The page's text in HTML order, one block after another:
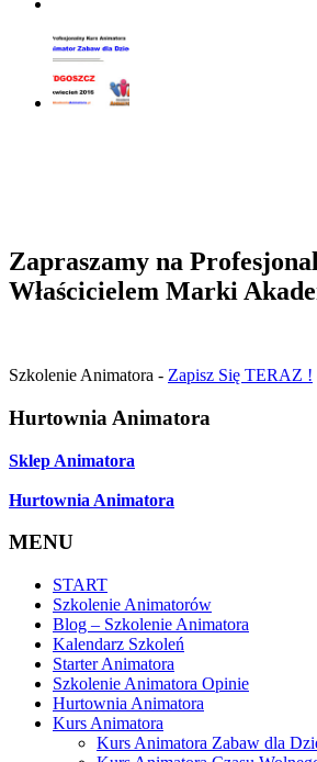
Zapraszamy na
Właścicielem Marki
Szkolenie Animatora - Zapisz Się TERAZ !
Hurtownia Animatora
Sklep Animatora
Hurtownia Animatora
MENU
START
Szkolenie Animatorów
Blog – Szkolenie Animatora
Kalendarz Szkoleń
Starter Animatora
Szkolenie Animatora Opinie
Hurtownia Animatora
Kurs Animatora
Kurs Animatora Zabaw dla